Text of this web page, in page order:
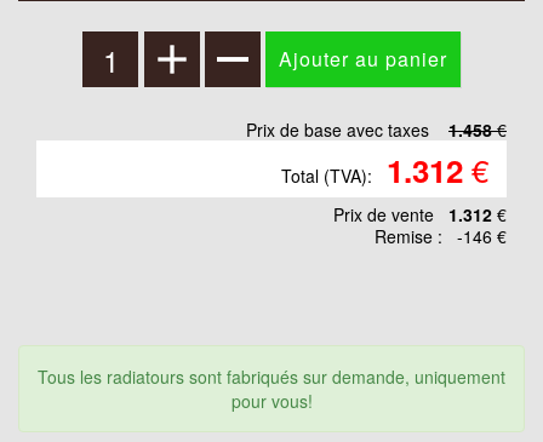
Prix de base avec taxes 1.458€
Total (TVA):
1.312€
Prix ​​de vente 1.312 €
Remise :
-146 €
Tous les radiatours sont fabriqués sur demande, uniquement
pour vous!